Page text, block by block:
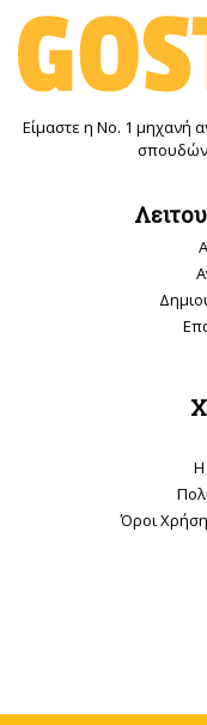
Είμαστε η Νο. 1 μηχανή
σπουδών
Η
Όροι